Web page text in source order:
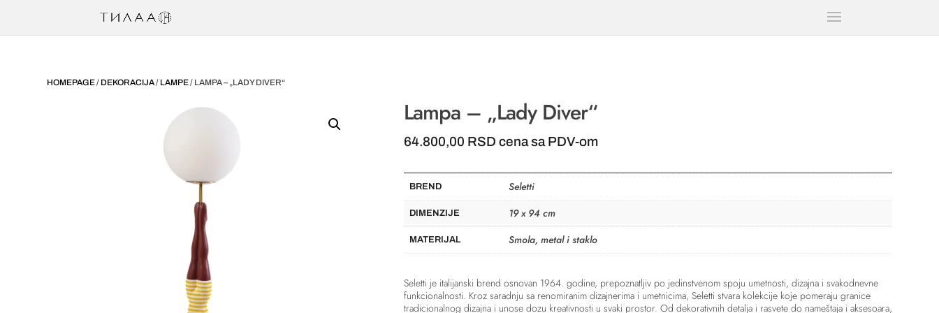
HOMEPAGE/ DEKORACIJA/ LAMPE/ LAMPA – „LADY DIVER“
Lampa – „Lady Diver“
64.800,00 RSD cena sa PDV-om
BREND Seletti
DIMENZIJE 19 x 94 cm
MATERIJAL Smola, metal i staklo
Seletti je italijanski brend osnovan 1964. godine, prepoznatljiv po jedinstvenom spoju umetnosti, dizajna i svakodnevne
funkcionalnosti. Kroz saradnju sa renomiranim dizajnerima i umetnicima, Seletti stvara kolekcije koje pomeraju granice
tradicionalnog dizajna i unose dozu kreativnosti u svaki prostor. Od dekorativnih detalja i rasvete do nameštaja i aksesoara,